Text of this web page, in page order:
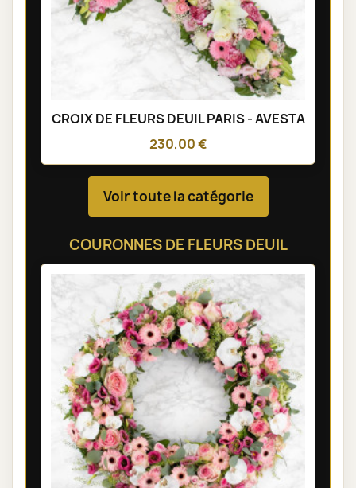
CROIX DE FLEURS DEUIL PARIS - AVESTA
230,00 €
Voir toute la catégorie
COURONNES DE FLEURS DEUIL